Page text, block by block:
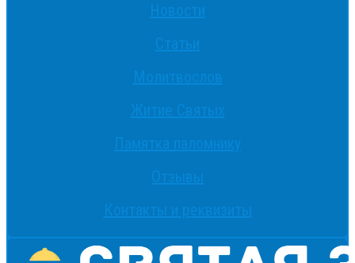
Новости
Статьи
Молитвослов
Житие Святых
Памятка паломнику
Отзывы
Контакты и реквизиты